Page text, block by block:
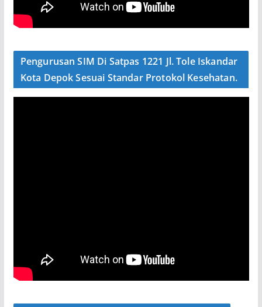
Pengurusan SIM Di Satpas 1221 Jl. Tole Iskandar
Kota Depok Sesuai Standar Protokol Kesehatan.